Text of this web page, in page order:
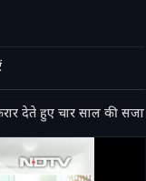
देते हुए चार साल की